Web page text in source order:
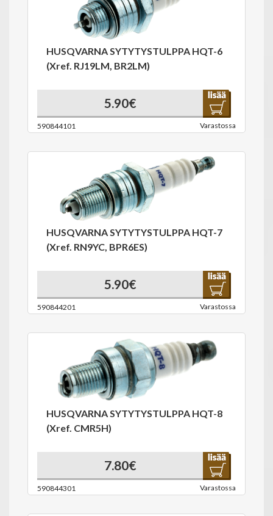
HUSQVARNA SYTYTYSTULPPA HQT-6
(Xref. RJ19LM, BR2LM)
5.90€
590844101 Varastossa
HUSQVARNA SYTYTYSTULPPA HQT-7
(Xref. RN9YC, BPR6ES)
5.90€
590844201 Varastossa
HUSQVARNA SYTYTYSTULPPA HQT-8
(Xref. CMR5H)
7.80€
590844301 Varastossa